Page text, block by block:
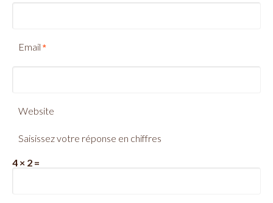
Email *
Website
Saisissez votre réponse en chiffres
4 × 2 =